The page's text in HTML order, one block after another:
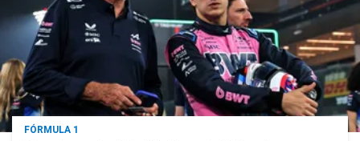
FÓRMULA 1